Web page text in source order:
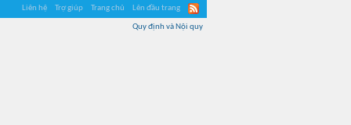
Liên hệ Trợ giúp Trang chủ Lên đầu trang
Quy định và Nội quy